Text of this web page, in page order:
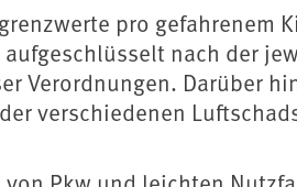
pro gefahrenem
nach der
Verordnungen. Darüber
verschiedenen